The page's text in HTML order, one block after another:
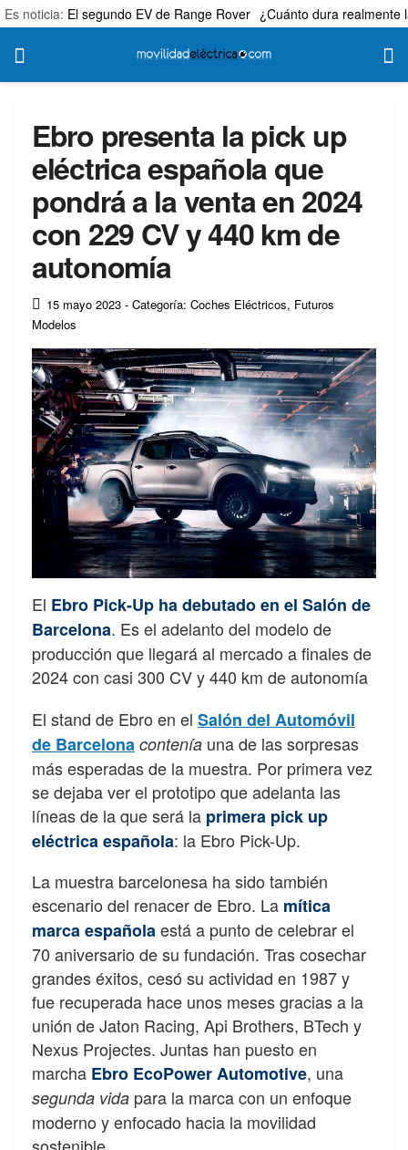
Es noticia: El segundo EV de Range Rover ¿Cuánto dura realmente
Ebro presenta la pick up
eléctrica española que
pondrá a la venta en 2024
con 229 CV y 440 km de
autonomía
15 mayo 2023 - Categoría: Coches Eléctricos, Futuros
Modelos
El Ebro Pick-Up ha debutado en el Salón de
Barcelona. Es el adelanto del modelo de
producción que llegará al mercado a finales de
2024 con casi 300 CV y 440 km de autonomía
El stand de Ebro en el Salón del Automóvil
de Barcelona contenía una de las sorpresas
más esperadas de la muestra. Por primera vez
se dejaba ver el prototipo que adelanta las
líneas de la que será la primera pick up
eléctrica española: la Ebro Pick-Up.
La muestra barcelonesa ha sido también
escenario del renacer de Ebro. La mítica
marca españolaestá a punto de celebrar el
70 aniversario de su fundación. Tras cosechar
grandes éxitos, cesó su actividad en 1987 y
fue recuperada hace unos meses gracias a la
unión de Jaton Racing, Api Brothers, BTech y
Nexus Projectes. Juntas han puesto en
marcha Ebro EcoPower Automotive, una
segunda vida para la marca con un enfoque
moderno y enfocado hacia la movilidad
sostenible.